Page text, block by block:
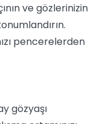
ve gözlerinizin
pencerelerden
gözyaşı